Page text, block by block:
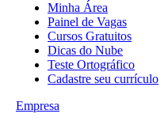
Minha Área
Painel de Vagas
Cursos Gratuitos
Dicas do Nube
Teste Ortográfico
Cadastre seu currículo
Empresa